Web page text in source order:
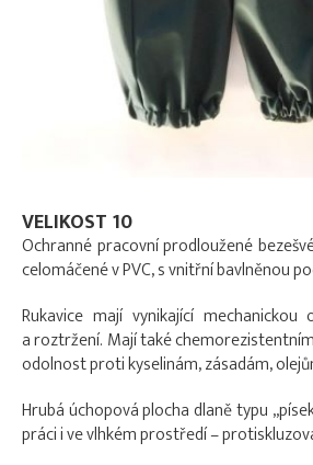
VELIKOST 10
Ochranné pracovní prodloužené
celomáčené v PVC, s vnitřní bavlněnou
Rukavice mají vynikající
a roztržení. Mají také
odolnost proti kyselinám, zásadám,
Hrubá úchopová plocha dlaně typu
práci i ve vlhkém prostředí –